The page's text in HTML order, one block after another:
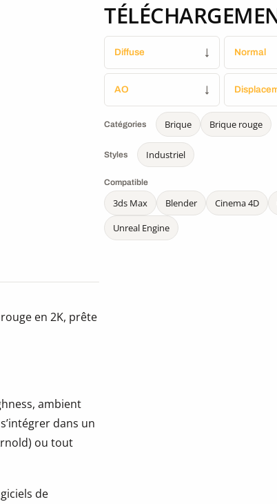
Diffuse ↓ Normal
AO ↓
Catégories Brique Brique rouge
Styles Industriel
Compatible
3ds Max Blender Cinema 4D
Unreal Engine
en 2K, prête
ambient
dans un
ou tout
de